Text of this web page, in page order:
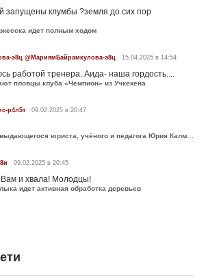
запущены клумбы ?земля до сих пор
идет полным ходом
э8ц @МариямБайрамкулова-э8ц 15.04.2025 в 14:54
работой тренера. Аида- наша гордость....
пловцы клуба «Чемпион» из Учкекена
р4л5т 09.02.2025 в 20:47
В Черкесске чествовали выдающегося юриста, учёного и педагога Юрия Калмыкова
09.02.2025 в 20:45
Вам и хвала! Молодцы!
идет активная обработка деревьев